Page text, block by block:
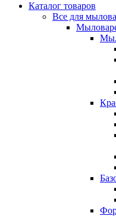
Каталог товаров
Все для